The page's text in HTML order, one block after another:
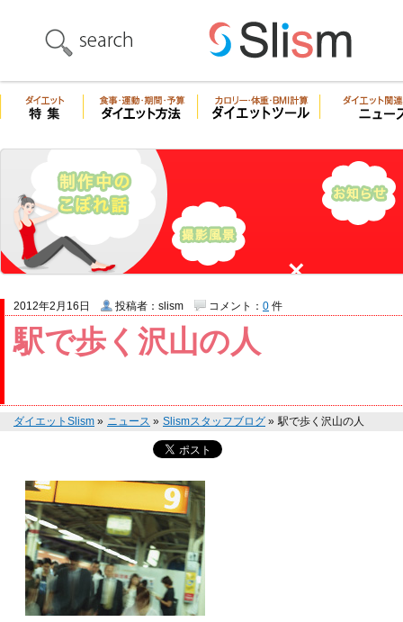
駅で歩く沢山の人
2012年2月16日 投稿者：slism コメント： 0 件
ダイエットSlism » ニュース » Slismスタッフブログ » 駅で歩く沢山の人